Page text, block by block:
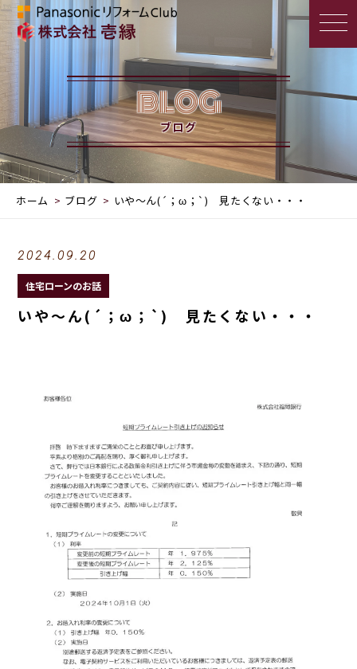
BLOG
ブログ
ホーム ブログ いや～ん(´；ω；`) 見たくない・・・
2024.09.20
住宅ローンのお話
いや～ん(´；ω；`) 見たくない・・・